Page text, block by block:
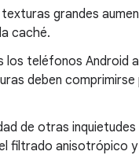
texturas grandes
caché.
los teléfonos Android
deben
de otras
filtrado anisotrópico